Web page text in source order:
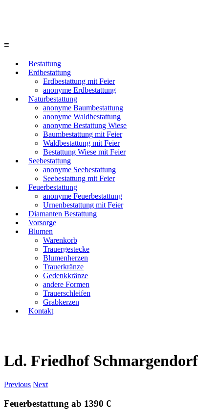
≡
Bestattung
Erdbestattung
Erdbestattung mit Feier
anonyme Erdbestattung
Naturbestattung
anonyme Baumbestattung
anonyme Waldbestattung
anonyme Bestattung Wiese
Baumbestattung mit Feier
Waldbestattung mit Feier
Bestattung Wiese mit Feier
Seebestattung
anonyme Seebestattung
Seebestattung mit Feier
Feuerbestattung
anonyme Feuerbestattung
Urnenbestattung mit Feier
Diamanten Bestattung
Vorsorge
Blumen
Warenkorb
Trauergestecke
Blumenherzen
Trauerkränze
Gedenkkränze
andere Formen
Trauerschleifen
Grabkerzen
Kontakt
Ld. Friedhof Schmargendorf
Previous Next
Feuerbestattung ab 1390 €